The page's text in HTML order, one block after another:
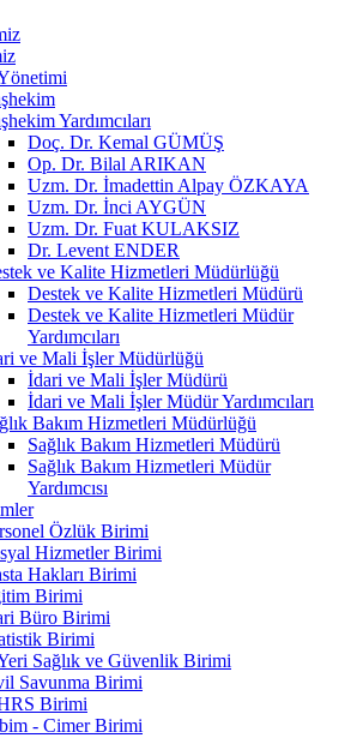
Yardımcıları
Doç. Dr. Kemal GÜMÜŞ
Op. Dr. Bilal ARIKAN
Uzm. Dr. İmadettin Alpay ÖZKAYA
Uzm. Dr. İnci AYGÜN
Uzm. Dr. Fuat KULAKSIZ
Dr. Levent ENDER
ve Kalite Hizmetleri Müdürlüğü
Destek ve Kalite Hizmetleri Müdürü
Destek ve Kalite Hizmetleri Müdür
Yardımcıları
ve Mali İşler Müdürlüğü
İdari ve Mali İşler Müdürü
İdari ve Mali İşler Müdür Yardımcıları
Bakım Hizmetleri Müdürlüğü
Sağlık Bakım Hizmetleri Müdürü
Sağlık Bakım Hizmetleri Müdür
Yardımcısı
Özlük Birimi
Hizmetler Birimi
Hakları Birimi
Birimi
Büro Birimi
Birimi
Sağlık ve Güvenlik Birimi
Savunma Birimi
Birimi
- Cimer Birimi